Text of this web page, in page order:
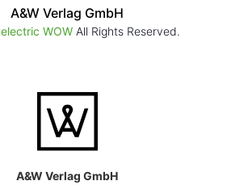
A&W Verlag GmbH
electric WOWAll Rights Reserved.
A&W Verlag GmbH